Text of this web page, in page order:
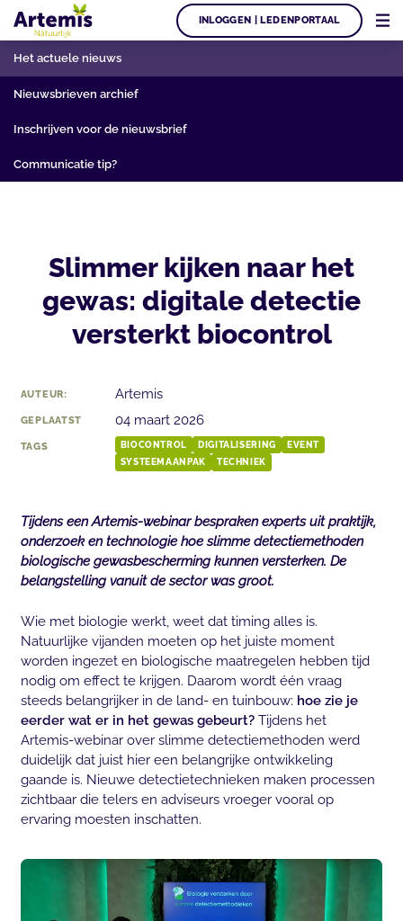
INLOGGEN | LEDENPORTAAL
Het actuele nieuws
Nieuwsbrieven archief
Inschrijven voor de nieuwsbrief
Communicatie tip?
Slimmer kijken naar het
gewas: digitale detectie
versterkt biocontrol
AUTEUR: Artemis
GEPLAATST 04 maart 2026
TAGS BIOCONTROL DIGITALISERING
EVENT
SYSTEEMAANPAK
TECHNIEK
Tijdens een Artemis-webinar bespraken experts uit praktijk,
onderzoek en technologie hoe slimme detectiemethoden
biologische gewasbescherming kunnen versterken. De
belangstelling vanuit de sector was groot.
Wie met biologie werkt, weet dat timing alles is.
Natuurlijke vijanden moeten op het juiste moment
worden ingezet en biologische maatregelen hebben tijd
nodig om effect te krijgen. Daarom wordt één vraag
steeds belangrijker in de land- en tuinbouw: hoe zie je
eerder wat er in het gewas gebeurt?Tijdens het
Artemis-webinar over slimme detectiemethoden werd
duidelijk dat juist hier een belangrijke ontwikkeling
gaande is. Nieuwe detectietechnieken maken processen
zichtbaar die telers en adviseurs vroeger vooral op
ervaring moesten inschatten.